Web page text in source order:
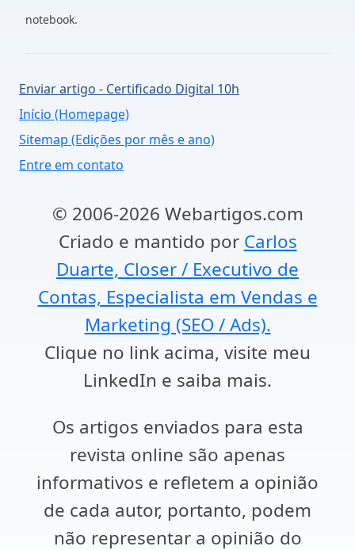
notebook.
Enviar artigo - Certificado Digital 10h
Início (Homepage)
Sitemap (Edições por mês e ano)
Entre em contato
© 2006-2026 Webartigos.com
Criado e mantido por Carlos
Duarte, Closer / Executivo de
Contas, Especialista em Vendas e
Marketing (SEO / Ads).
Clique no link acima, visite meu
LinkedIn e saiba mais.
Os artigos enviados para esta
revista online são apenas
informativos e refletem a opinião
de cada autor, portanto, podem
não representar a opinião do